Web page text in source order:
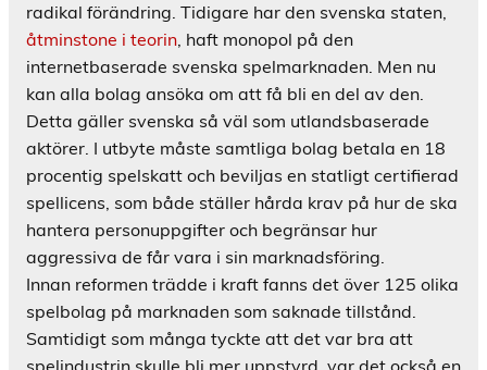
radikal förändring. Tidigare har den svenska staten,
åtminstone i teorin, haft monopol på den
internetbaserade svenska spelmarknaden. Men nu
kan alla bolag ansöka om att få bli en del av den.
Detta gäller svenska så väl som utlandsbaserade
aktörer. I utbyte måste samtliga bolag betala en 18
procentig spelskatt och beviljas en statligt certifierad
spellicens, som både ställer hårda krav på hur de ska
hantera personuppgifter och begränsar hur
aggressiva de får vara i sin marknadsföring.
Innan reformen trädde i kraft fanns det över 125 olika
spelbolag på marknaden som saknade tillstånd.
Samtidigt som många tyckte att det var bra att